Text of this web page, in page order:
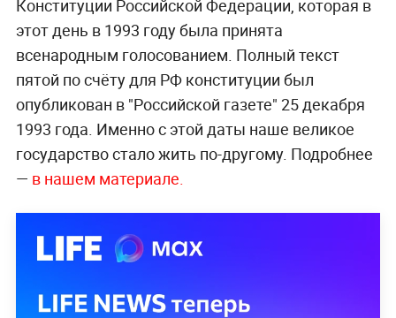
Конституции Российской Федерации, которая в
этот день в 1993 году была принята
всенародным голосованием. Полный текст
пятой по счёту для РФ конституции был
опубликован в "Российской газете" 25 декабря
1993 года. Именно с этой даты наше великое
государство стало жить по-другому. Подробнее
— в нашем материале.